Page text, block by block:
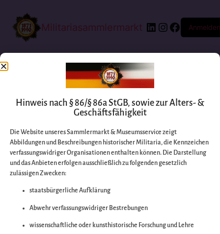
Militariasammlermarkt Anmelden
Entschuldigen Sie
bitte die
Hinweis nach § 86/§ 86a StGB, sowie zur Alters- &
Geschäftsfähigkeit
Die Website unseres Sammlermarkt & Museumsservice zeigt
Abbildungen und Beschreibungen historischer Militaria, die Kennzeichen
verfassungswidriger Organisationen enthalten können. Die Darstellung
und das Anbieten erfolgen ausschließlich zu folgenden gesetzlich
zulässigen Zwecken:
staatsbürgerliche Aufklärung
Abwehr verfassungswidriger Bestrebungen
wissenschaftliche oder kunsthistorische Forschung und Lehre